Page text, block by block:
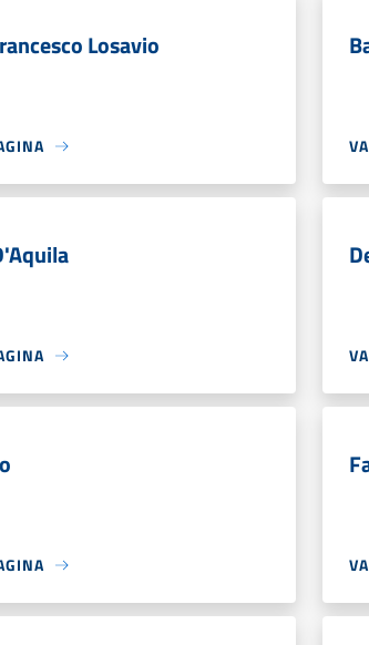
Losavio